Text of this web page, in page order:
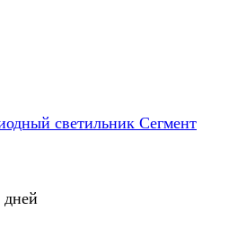
светильник Сегмент
дней